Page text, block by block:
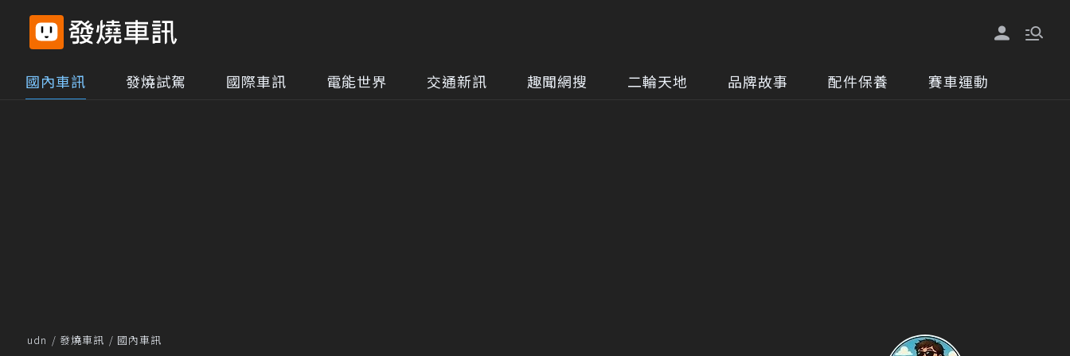
國內車訊 發燒試駕 國際車訊 電能世界 交通新訊 趣聞網搜 二輪天地 品牌故事 配件保養 賽車運動
udn 發燒車訊 國內車訊